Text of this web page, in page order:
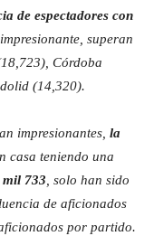
de espectadores con
superan
Córdoba
(14,320).
impresionantes, la
casa teniendo una
mil 733 , solo han sido
de aficionados
por partido.